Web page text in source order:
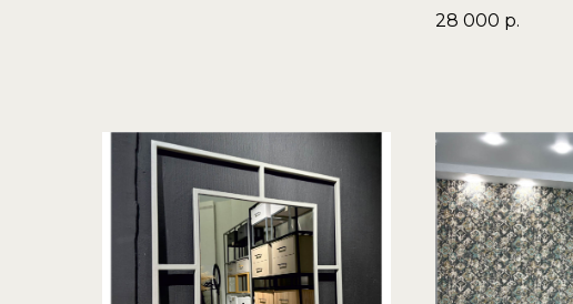
28 000 р.